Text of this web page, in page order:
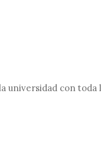
con